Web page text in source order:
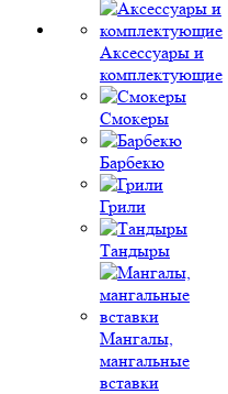
Аксессуары и
комплектующие
Смокеры
Барбекю
Грили
Тандыры
Мангалы,
мангальные
вставки